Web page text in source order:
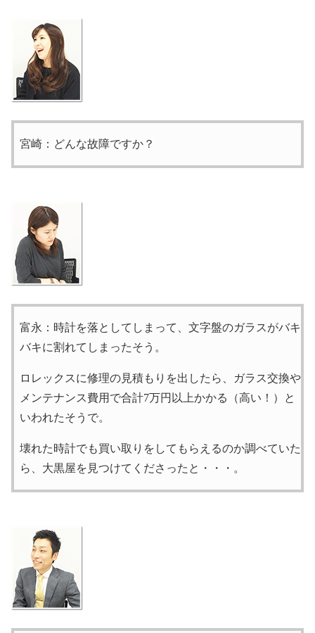
宮崎：どんな故障ですか？
富永：時計を落としてしまって、文字盤のガラスがバキ
バキに割れてしまったそう。
ロレックスに修理の見積もりを出したら、ガラス交換や
メンテナンス費用で合計7万円以上かかる（高い！）と
いわれたそうで。
壊れた時計でも買い取りをしてもらえるのか調べていた
ら、大黒屋を見つけてくださったと・・・。